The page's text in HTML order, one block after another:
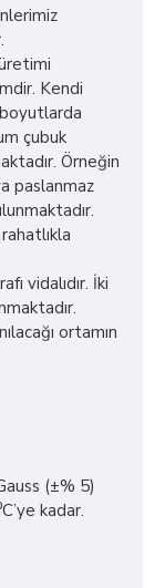
Kendi
çubuk
Örneğin
paslanmaz
vidalıdır. İki
ortamın
(±% 5)
kadar.